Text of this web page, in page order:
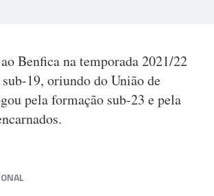
Benfica na temporada 2021/22
19, oriundo do União de
pela formação sub-23 e pela